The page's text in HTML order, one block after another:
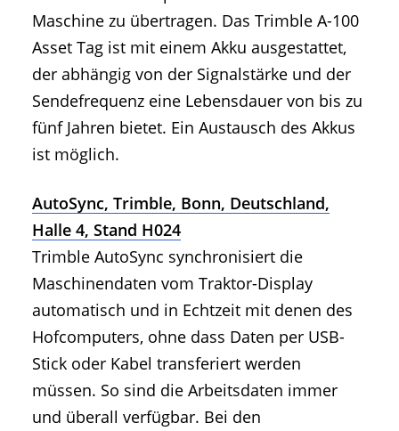
Maschine zu übertragen. Das Trimble A-100
Asset Tag ist mit einem Akku ausgestattet,
der abhängig von der Signalstärke und der
Sendefrequenz eine Lebensdauer von bis zu
fünf Jahren bietet. Ein Austausch des Akkus
ist möglich.
AutoSync, Trimble, Bonn, Deutschland,
Halle 4, Stand H024
Trimble AutoSync synchronisiert die
Maschinendaten vom Traktor-Display
automatisch und in Echtzeit mit denen des
Hofcomputers, ohne dass Daten per USB-
Stick oder Kabel transferiert werden
müssen. So sind die Arbeitsdaten immer
und überall verfügbar. Bei den